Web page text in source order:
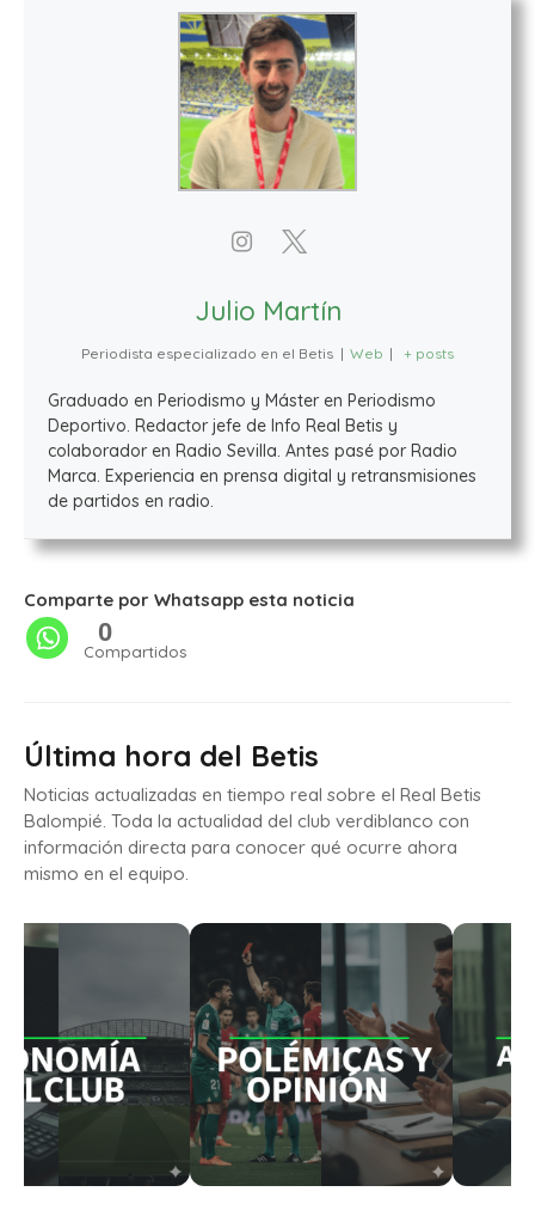
Julio Martín
Periodista especializado en el Betis | Web | + posts
Graduado en Periodismo y Máster en Periodismo
Deportivo. Redactor jefe de Info Real Betis y
colaborador en Radio Sevilla. Antes pasé por Radio
Marca. Experiencia en prensa digital y retransmisiones
de partidos en radio.
Comparte por Whatsapp esta noticia
0
Compartidos
Última hora del Betis
Noticias actualizadas en tiempo real sobre el Real Betis
Balompié. Toda la actualidad del club verdiblanco con
información directa para conocer qué ocurre ahora
mismo en el equipo.